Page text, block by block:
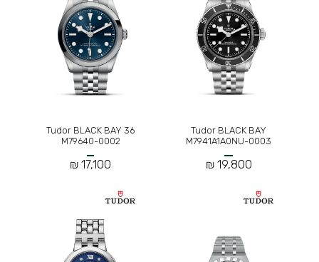
Tudor BLACK BAY
M7941A1A0NU-0003
19,800 ₪
Tudor BLACK BAY 36
M79640-0002
17,100 ₪